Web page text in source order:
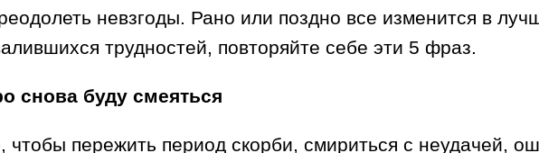
невзгоды. Рано или поздно все изменится в
трудностей, повторяйте себе эти 5 фраз.
снова буду смеяться
пережить период скорби, смириться с неудачей,